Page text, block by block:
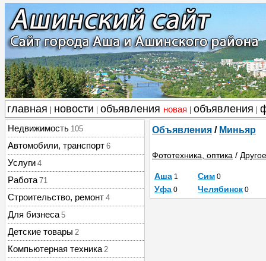
главная новости объявления новая объявления
Недвижимость 105
Автомобили, транспорт 6
Услуги 4
Работа 71
Строительство, ремонт 4
Для бизнеса 5
Детские товары 2
Компьютерная техника 2
Объявления / Миньяр
Фототехника, оптика / Другое
Аша 1 Сим 0
Уфа 0 Челябинск 0